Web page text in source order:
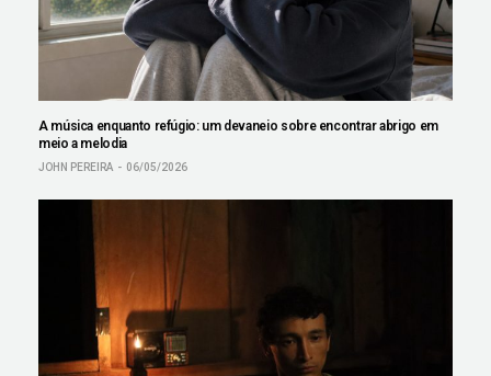
A música enquanto refúgio: um devaneio sobre encontrar abrigo em
meio a melodia
JOHN PEREIRA 06/05/2026